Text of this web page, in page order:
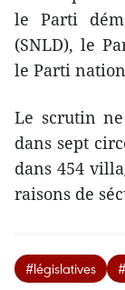
le Parti
(SNLD), le
le Parti
Le scrutin
dans sept
dans 454
raisons de
#législatives